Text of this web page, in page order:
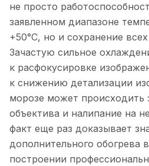
не просто
заявленном диапазоне
+50°С, но и сохранение
Зачастую сильное
к расфокусировке
к снижению детализации
морозе может происходить
объектива и налипание на
факт еще раз доказывает
дополнительного обогрева
построении